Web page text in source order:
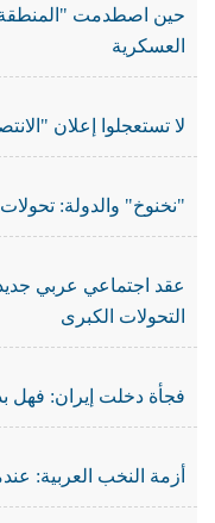
حين اصطدمت "المنطقة
العسكرية
لا تستعجلوا إعلان
"نخنوخ" والدولة:
عقد اجتماعي عربي
التحولات الكبرى
فجأة دخلت إيران: فهل
أزمة النخب العربية: